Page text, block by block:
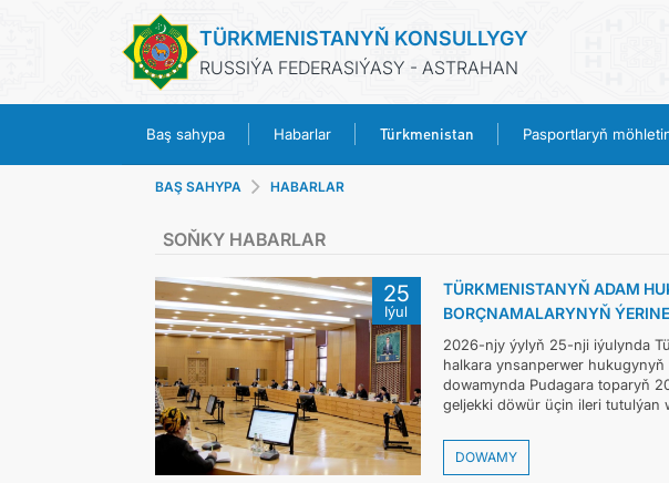
TÜRKMENISTANYŇ KONSULLYGY
RUSSIÝA FEDERASIÝASY - ASTRAHAN
Baş sahypa Habarlar Türkmenistan Pasportlaryň
BAŞ SAHYPA HABARLAR
SOŇKY HABARLAR
25
Iýul
TÜRKMENISTANYŇ ADAM
BORÇNAMALARYNYŇ
2026-njy ýylyň 25-nji iýulynda
halkara ynsanperwer
dowamynda Pudagara toparyň
geljekki döwür üçin ileri tutulýan
DOWAMY